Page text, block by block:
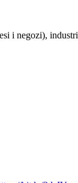
i negozi),